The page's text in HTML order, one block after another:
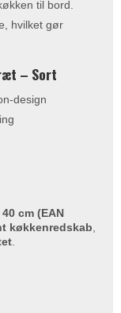
til bord.
hvilket gør
– Sort
design
cm (EAN
køkkenredskab